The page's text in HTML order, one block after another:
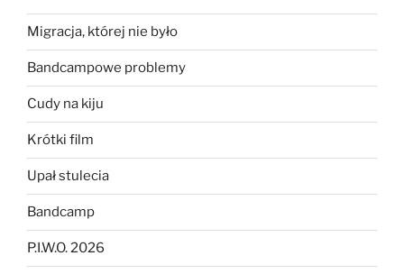
Migracja, której nie było
Bandcampowe problemy
Cudy na kiju
Krótki film
Upał stulecia
Bandcamp
P.I.W.O. 2026